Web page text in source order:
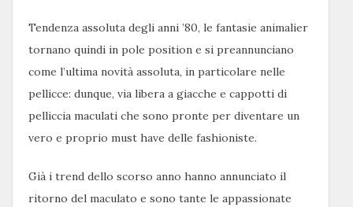
Tendenza assoluta degli anni ’80, le fantasie animalier
tornano quindi in pole position e si preannunciano
come l’ultima novità assoluta, in particolare nelle
pellicce: dunque, via libera a giacche e cappotti di
pelliccia maculati che sono pronte per diventare un
vero e proprio must have delle fashioniste.
Già i trend dello scorso anno hanno annunciato il
ritorno del maculato e sono tante le appassionate